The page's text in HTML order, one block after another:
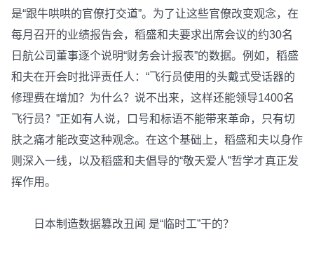
是“跟牛哄哄的官僚打交道”。为了让这些官僚改变观念，在
每月召开的业绩报告会，稻盛和夫要求出席会议的约30名
日航公司董事逐个说明“财务会计报表”的数据。例如，稻盛
和夫在开会时批评责任人：“飞行员使用的头戴式受话器的
修理费在增加？为什么？说不出来，这样还能领导1400名
飞行员？”正如有人说，口号和标语不能带来革命，只有切
肤之痛才能改变这种观念。在这个基础上，稻盛和夫以身作
则深入一线，以及稻盛和夫倡导的“敬天爱人”哲学才真正发
挥作用。
日本制造数据篡改丑闻 是“临时工”干的？